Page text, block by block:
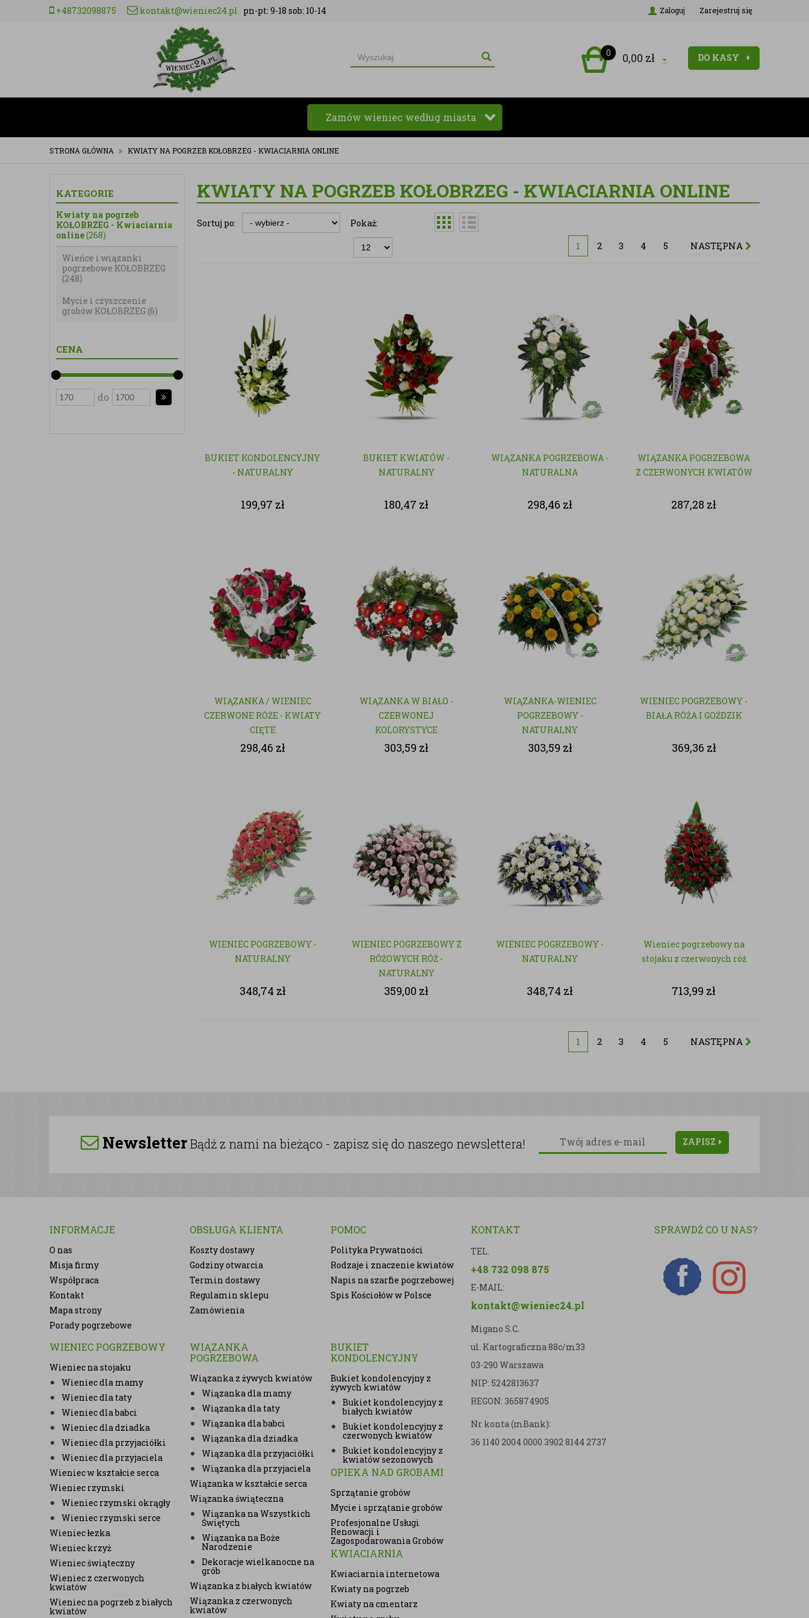
+48732098875 kontakt@wieniec24.pl pn-pt: 9-18 sob: 10-14 Zaloguj Zarejestruj się
0 0,00 zł DO KASY
Zamów wieniec według miasta
STRONA GŁÓWNA KWIATY NA POGRZEB KOŁOBRZEG - KWIACIARNIA ONLINE
KATEGORIE
Kwiaty na pogrzeb
KOŁOBRZEG - Kwiaciarnia
online(268)
Wieńce i wiązanki
pogrzebowe KOŁOBRZEG
(248)
Mycie i czyszczenie
grobów KOŁOBRZEG (6)
CENA
do
KWIATY NA POGRZEB KOŁOBRZEG - KWIACIARNIA ONLINE
Sortuj po: Pokaż:
1 2 3 4 5 NASTĘPNA
BUKIET KONDOLENCYJNY
- NATURALNY
199,97 zł
BUKIET KWIATÓW -
NATURALNY
180,47 zł
WIĄZANKA POGRZEBOWA -
NATURALNA
298,46 zł
WIĄZANKA POGRZEBOWA
Z CZERWONYCH KWIATÓW
287,28 zł
WIĄZANKA / WIENIEC
CZERWONE RÓŻE - KWIATY
CIĘTE
298,46 zł
WIĄZANKA W BIAŁO -
CZERWONEJ
KOLORYSTYCE
303,59 zł
WIĄZANKA-WIENIEC
POGRZEBOWY -
NATURALNY
303,59 zł
WIENIEC POGRZEBOWY -
BIAŁA RÓŻA I GOŹDZIK
369,36 zł
WIENIEC POGRZEBOWY -
NATURALNY
348,74 zł
WIENIEC POGRZEBOWY Z
RÓŻOWYCH RÓŻ -
NATURALNY
359,00 zł
WIENIEC POGRZEBOWY -
NATURALNY
348,74 zł
Wieniec pogrzebowy na
stojaku z czerwonych róż
713,99 zł
1 2 3 4 5 NASTĘPNA
NewsletterBądź z nami na bieżąco - zapisz się do naszego newslettera! ZAPISZ
INFORMACJE
O nas
Misja firmy
Współpraca
Kontakt
Mapa strony
Porady pogrzebowe
OBSŁUGA KLIENTA
Koszty dostawy
Godziny otwarcia
Termin dostawy
Regulamin sklepu
Zamówienia
POMOC
Polityka Prywatności
Rodzaje i znaczenie kwiatów
Napis na szarfie pogrzebowej
Spis Kościołów w Polsce
WIENIEC POGRZEBOWY
Wieniec na stojaku
Wieniec dla mamy
Wieniec dla taty
Wieniec dla babci
Wieniec dla dziadka
Wieniec dla przyjaciółki
Wieniec dla przyjaciela
Wieniec w kształcie serca
Wieniec rzymski
Wieniec rzymski okrągły
Wieniec rzymski serce
Wieniec łezka
Wieniec krzyż
Wieniec świąteczny
Wieniec z czerwonych
kwiatów
Wieniec na pogrzeb z białych
kwiatów
WIĄZANKA
POGRZEBOWA
Wiązanka z żywych kwiatów
Wiązanka dla mamy
Wiązanka dla taty
Wiązanka dla babci
Wiązanka dla dziadka
Wiązanka dla przyjaciółki
Wiązanka dla przyjaciela
Wiązanka w kształcie serca
Wiązanka świąteczna
Wiązanka na Wszystkich
Świętych
Wiązanka na Boże
Narodzenie
Dekoracje wielkanocne na
grób
Wiązanka z białych kwiatów
Wiązanka z czerwonych
kwiatów
BUKIET
KONDOLENCYJNY
Bukiet kondolencyjny z
żywych kwiatów
Bukiet kondolencyjny z
białych kwiatów
Bukiet kondolencyjny z
czerwonych kwiatów
Bukiet kondolencyjny z
kwiatów sezonowych
OPIEKA NAD GROBAMI
Sprzątanie grobów
Mycie i sprzątanie grobów
Profesjonalne Usługi
Renowacji i
Zagospodarowania Grobów
KWIACIARNIA
Kwiaciarnia internetowa
Kwiaty na pogrzeb
Kwiaty na cmentarz
KONTAKT
TEL.
+48 732 098 875
E-MAIL:
kontakt@wieniec24.pl
Migano S.C.
ul. Kartograficzna 88c/m33
03-290 Warszawa
NIP: 5242813637
REGON: 365874905
Nr konta (mBank):
36 1140 2004 0000 3902 8144 2737
SPRAWDŹ CO U NAS?